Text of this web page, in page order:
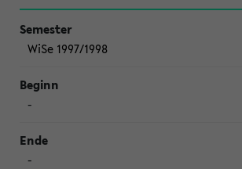
WiSe 1997/1998
-
-